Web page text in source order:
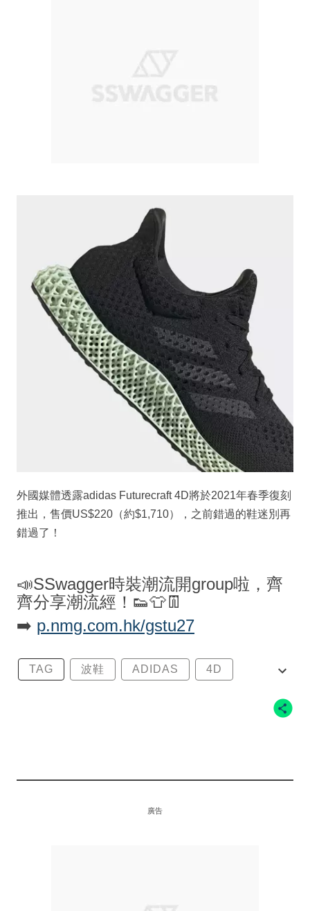
外國媒體透露adidas Futurecraft 4D將於2021年春季復刻
推出，售價US$220（約$1,710），之前錯過的鞋迷別再
錯過了！
📣SSwagger時裝潮流開group啦，齊
齊分享潮流經！👟👕👖
➡️ p.nmg.com.hk/gstu27
TAG 波鞋 ADIDAS 4D
廣告